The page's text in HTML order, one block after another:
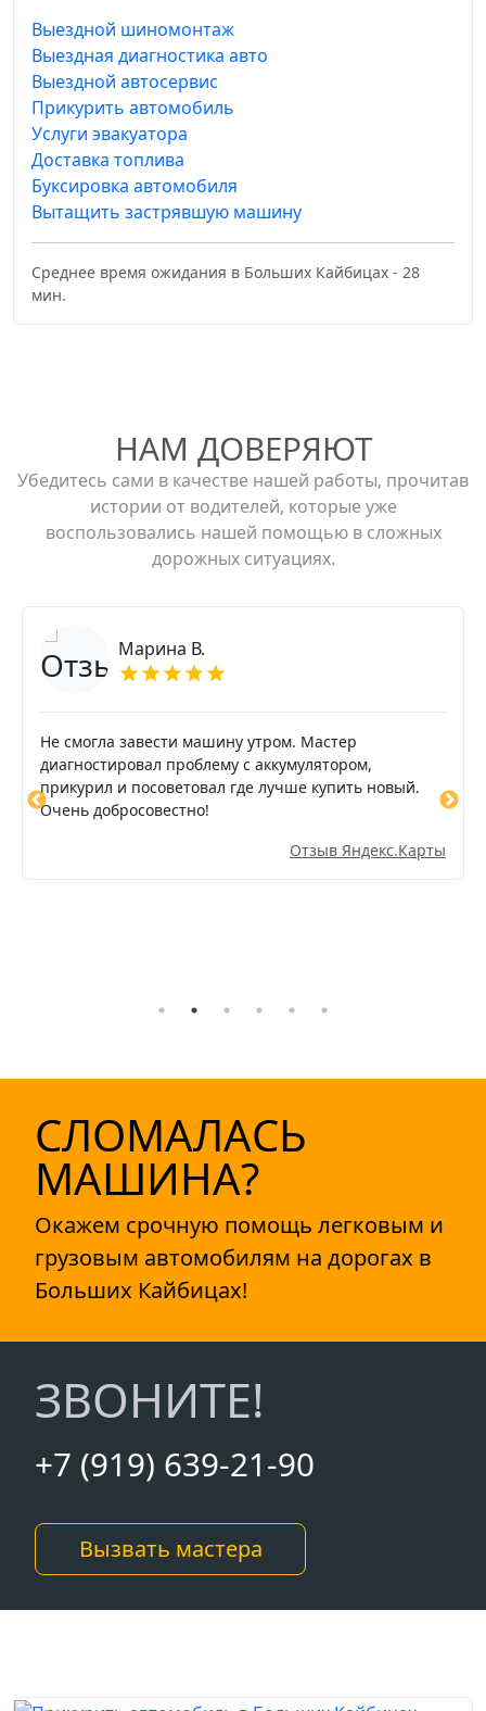
Выездной шиномонтаж
Выездная диагностика авто
Выездной автосервис
Прикурить автомобиль
Услуги эвакуатора
Доставка топлива
Буксировка автомобиля
Вытащить застрявшую машину
Среднее время ожидания в Больших Кайбицах - 28
мин.
НАМ ДОВЕРЯЮТ
Убедитесь сами в качестве нашей работы, прочитав
истории от водителей, которые уже
воспользовались нашей помощью в сложных
дорожных ситуациях.
Марина В.
Не смогла завести машину утром. Мастер
диагностировал проблему с аккумулятором,
прикурил и посоветовал где лучше купить новый.
Очень добросовестно!
Отзыв Яндекс.Карты
СЛОМАЛАСЬ
МАШИНА?
Окажем срочную помощь легковым и
грузовым автомобилям на дорогах в
Больших Кайбицах!
ЗВОНИТЕ!
+7 (919) 639-21-90
Вызвать мастера